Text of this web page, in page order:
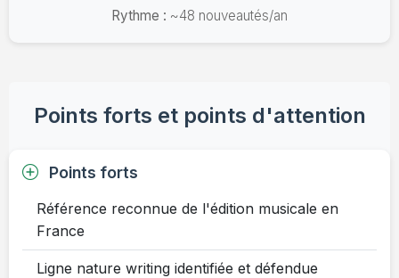
Rythme : ~48 nouveautés/an
Points forts et points d'attention
Points forts
Référence reconnue de l'édition musicale en
France
Ligne nature writing identifiée et défendue